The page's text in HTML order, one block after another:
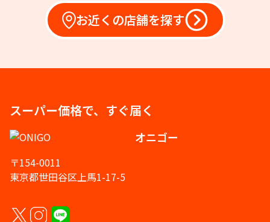
お近くの店舗を探す
スーパー価格で、すぐ届く
オニゴー
〒154-0011
東京都世田谷区上馬1-17-5